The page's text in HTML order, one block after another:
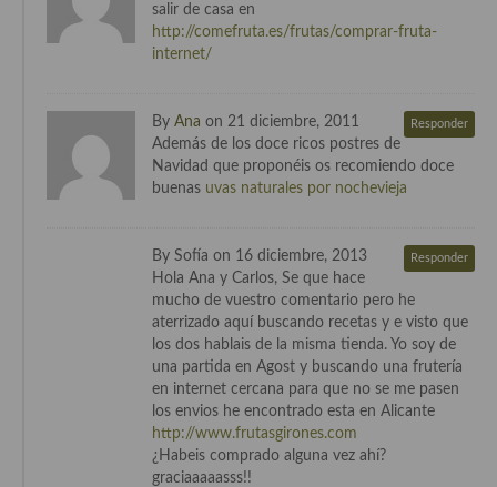
Cocina Griega
Cocina Hungara
Cocina Italiana
Cocina Luxemburgo
Cocina portuguesa
salir de casa en
http://comefruta.es/frutas/comprar-fruta-
internet/
By Ana on 21 diciembre, 2011 Responder
Además de los doce ricos postres de
Navidad que proponéis os recomiendo doce
buenas uvas naturales por nochevieja
By Sofía on 16 diciembre, 2013 Responder
Hola Ana y Carlos, Se que hace
mucho de vuestro comentario pero he
aterrizado aquí buscando recetas y e visto que
los dos hablais de la misma tienda. Yo soy de
una partida en Agost y buscando una frutería
en internet cercana para que no se me pasen
los envios he encontrado esta en Alicante
http://www.frutasgirones.com
¿Habeis comprado alguna vez ahí?
graciaaaaasss!!